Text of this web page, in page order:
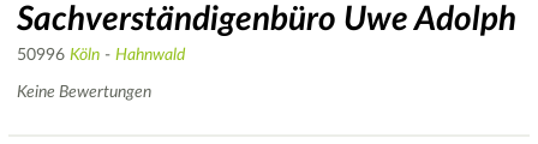
Sachverständigenbüro Uwe Adolph
50996 Köln - Hahnwald
Keine Bewertungen